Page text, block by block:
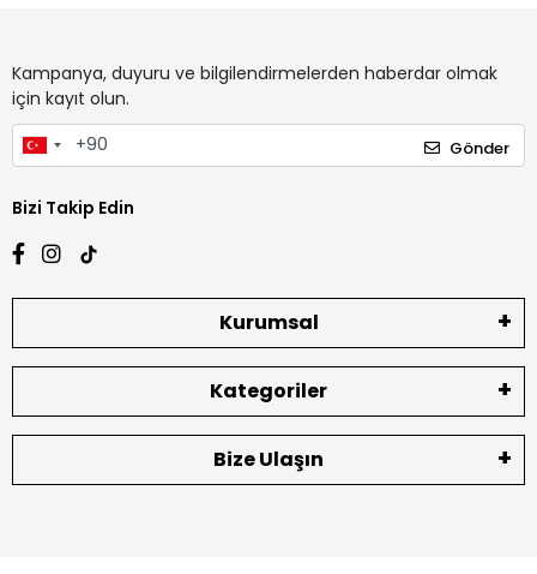
Kampanya, duyuru ve bilgilendirmelerden haberdar olmak
için kayıt olun.
Gönder
Bizi Takip Edin
Kurumsal
Kategoriler
Bize Ulaşın